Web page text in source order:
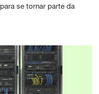
se tornar parte da